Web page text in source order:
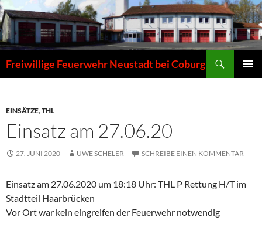
Zum
Inhalt
springen
Freiwillige Feuerwehr Neustadt bei Coburg
EINSÄTZE,THL
Einsatz am 27.06.20
27. JUNI 2020 UWE SCHELER SCHREIBE EINEN KOMMENTAR
Einsatz am 27.06.2020 um 18:18 Uhr: THL P Rettung H/T im
Stadtteil Haarbrücken
Vor Ort war kein eingreifen der Feuerwehr notwendig